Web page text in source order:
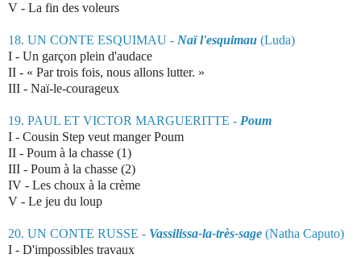
V - La fin des voleurs
18. UN CONTE ESQUIMAU - Naï l'esquimau (Luda)
I - Un garçon plein d'audace
II - « Par trois fois, nous allons lutter. »
III - Naï-le-courageux
19. PAUL ET VICTOR MARGUERITTE - Poum
I - Cousin Step veut manger Poum
II - Poum à la chasse (1)
III - Poum à la chasse (2)
IV - Les choux à la crème
V - Le jeu du loup
20. UN CONTE RUSSE - Vassilissa-la-très-sage (Natha Caputo)
I - D'impossibles travaux